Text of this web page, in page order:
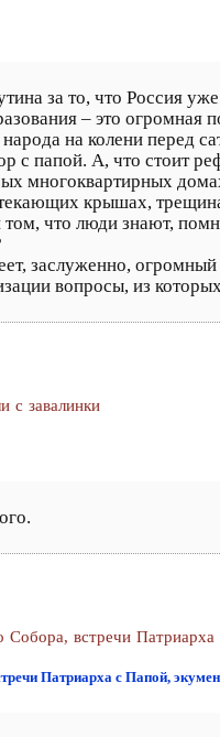
за то, что Россия
– это огромная
на колени перед
с папой. А, что
многоквартирных
крышах,
что люди знают,
заслуженно,
вопросы, из
с завалинки
Собора, встречи
Патриарха с Папой,